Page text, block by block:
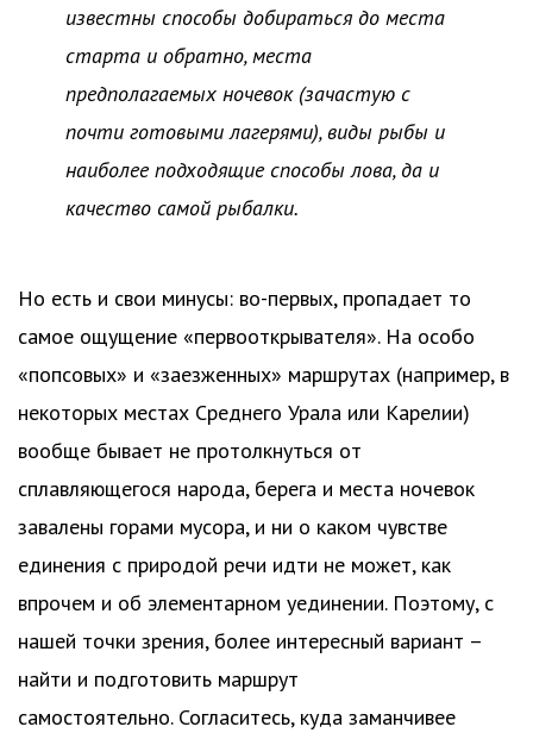
известны способы добираться до места
старта и обратно, места
предполагаемых ночевок (зачастую с
почти готовыми лагерями), виды рыбы и
наиболее подходящие способы лова, да и
качество самой рыбалки.
Но есть и свои минусы: во-первых, пропадает то
самое ощущение «первооткрывателя». На особо
«попсовых» и «заезженных» маршрутах (например, в
некоторых местах Среднего Урала или Карелии)
вообще бывает не протолкнуться от
сплавляющегося народа, берега и места ночевок
завалены горами мусора, и ни о каком чувстве
единения с природой речи идти не может, как
впрочем и об элементарном уединении. Поэтому, с
нашей точки зрения, более интересный вариант –
найти и подготовить маршрут
самостоятельно. Согласитесь, куда заманчивее